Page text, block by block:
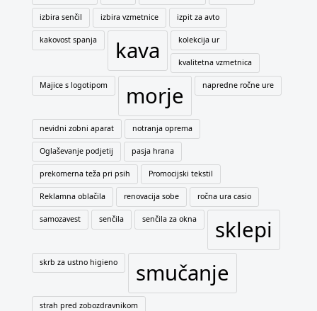
izbira senčil izbira vzmetnice izpit za avto
kakovost spanja kava kolekcija ur
kvalitetna vzmetnica
Majice s logotipom morje napredne ročne ure
nevidni zobni aparat notranja oprema
Oglaševanje podjetij pasja hrana
prekomerna teža pri psih Promocijski tekstil
Reklamna oblačila renovacija sobe ročna ura casio
samozavest senčila senčila za okna sklepi
skrb za ustno higieno smučanje
strah pred zobozdravnikom